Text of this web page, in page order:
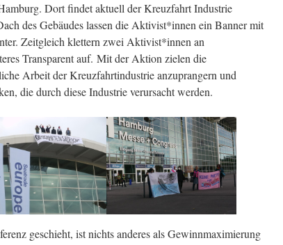
Dort findet aktuell der Kreuzfahrt Industrie
des Gebäudes lassen die Aktivist*innen ein Banner mit
Zeitgleich klettern zwei Aktivist*innen an
Transparent auf. Mit der Aktion zielen die
Arbeit der Kreuzfahrtindustrie anzuprangern und
die durch diese Industrie verursacht werden.
geschieht, ist nichts anderes als Gewinnmaximierung